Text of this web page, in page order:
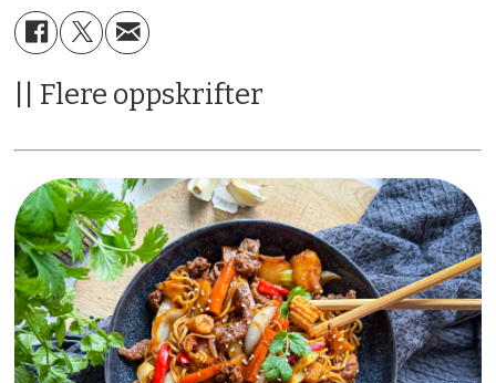
|| Flere oppskrifter